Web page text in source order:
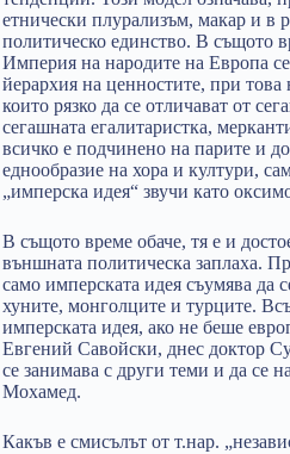
етнически плурализъм, макар и в
политическо единство. В същото
Империя на народите на Европа
йерархия на ценностите, при това
които рязко да се отличават от
сегашната егалитаристка,
всичко е подчинено на парите и
еднообразие на хора и култури,
„имперска идея“ звучи като
В същото време обаче, тя е и
външната политическа заплаха.
само имперската идея съумява да
хуните, монголците и турците.
имперската идея, ако не беше
Евгений Савойски, днес доктор
се занимава с други теми и да се
Мохамед.
Какъв е смисълът от т.нар.